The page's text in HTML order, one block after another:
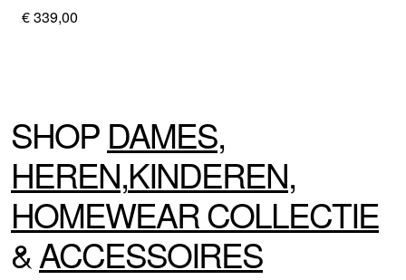
€ 339,00
SHOP DAMES,
HEREN,KINDEREN,
HOMEWEARCOLLECTIE
&ACCESSOIRES